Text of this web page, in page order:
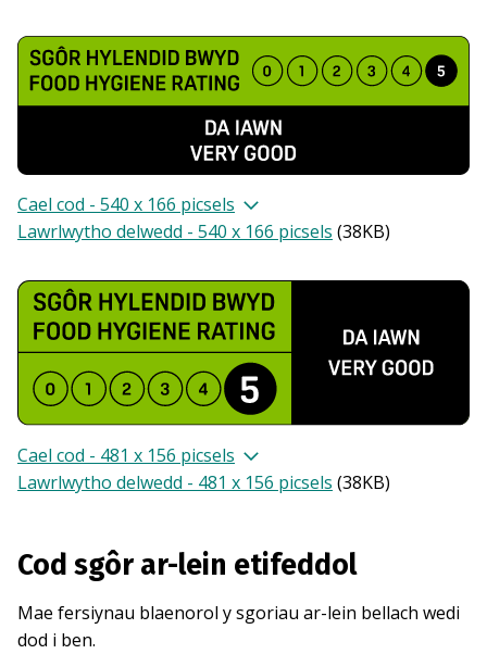
Cael cod - 540 x 166 picsels
Lawrlwytho delwedd - 540 x 166 picsels (38KB)
Cael cod - 481 x 156 picsels
Lawrlwytho delwedd - 481 x 156 picsels (38KB)
Cod sgôr ar-lein etifeddol
Mae fersiynau blaenorol y sgoriau ar-lein bellach wedi
dod i ben.